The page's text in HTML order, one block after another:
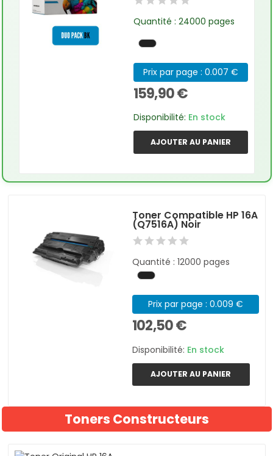
Quantité : 24000 pages
Prix par page : 0.007 €
159,90 €
Disponibilité: En stock
AJOUTER AU PANIER
Toner Compatible HP 16A
(Q7516A) Noir
Quantité : 12000 pages
Prix par page : 0.009 €
102,50 €
Disponibilité: En stock
AJOUTER AU PANIER
Toners Constructeurs